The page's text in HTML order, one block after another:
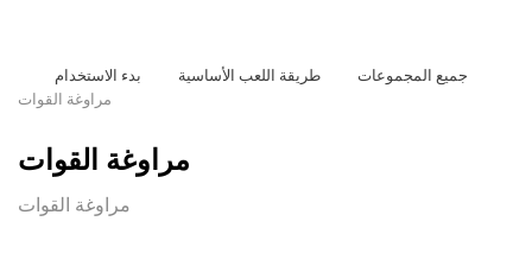
جميع المجموعات طريقة اللعب الأساسية
بدء الاستخدام
مراوغة القوات
مراوغة القوات
مراوغة القوات